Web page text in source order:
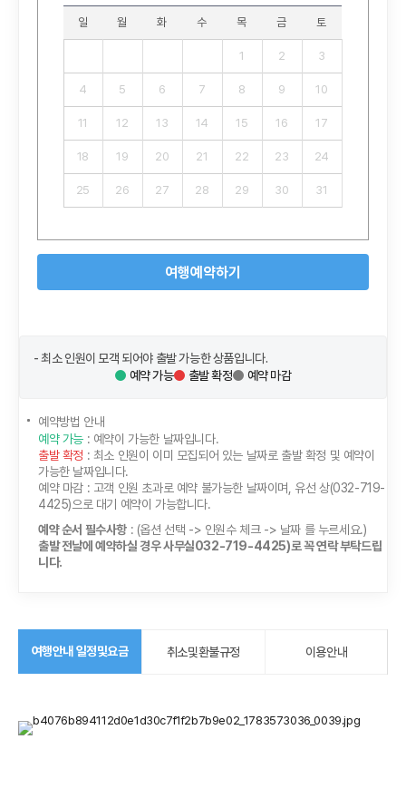
일 월 화 수 목 금 토
1 2 3
4 5 6 7 8 9 10
11 12 13 14 15 16 17
18 19 20 21 22 23 24
25 26 27 28 29 30 31
여행예약하기
- 최소 인원이 모객 되어야 출발 가능한 상품입니다.
예약 가능
출발 확정 예약 마감
예약방법 안내
예약 가능 : 예약이 가능한 날짜입니다.
출발 확정 : 최소 인원이 이미 모집되어 있는 날짜로 출발 확정 및 예약이
가능한 날짜입니다.
예약 마감 : 고객 인원 초과로 예약 불가능한 날짜이며, 유선 상(032-719-
4425)으로 대기 예약이 가능합니다.
예약 순서 필수사항 : (옵션 선택 -> 인원수 체크 -> 날짜 를 누르세요.)
출발 전날에 예약하실 경우 사무실032-719-4425)로 꼭 연락 부탁드립
니다.
여행안내 일정및요금 취소및환불규정 이용안내